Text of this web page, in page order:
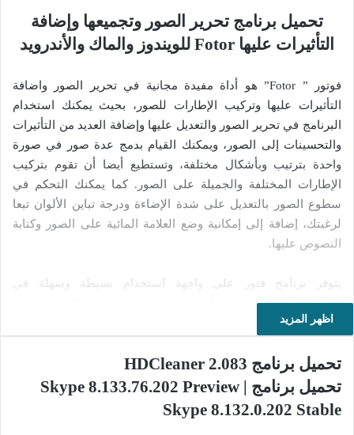
تحميل برنامج تحرير الصور وتجميعها وإضافة
التأثيرات عليها Fotor للويندوز والماك والأندرويد
فوتور ” Fotor” هو أداة مفيدة مجانية في تحرير الصور واضافة
التأثيرات عليها وتركيب الإطارات للصور، بحيث يمكنك استخدام
البرنامج في تحرير الصور والتعديل عليها وإضافة العديد من التأثيرات
والتحسينات إلى الصور، ويمكنك القيام بدمج عدة صور في صورة
واحدة بترتيب وبأشكال مختلفة، وتستطيع أيضا أن تقوم بتركيب
الإطارات المختلفة والجميلة على الصور. كما يمكنك التحكم في
سطوع الصور بالتعديل على شدة الإضاءة ودرجة تباين الألوان تبعا
لرغبتك، إضافة إلى إمكانية وضع العلامة المائية على الصور وكتابة
النصوص عليها.
يتوفر برنامج فتور على واجهة استخدام بسيطة وسهلة في
الاستخدام، توفر لك ثلاثة أدوات للتعديل على الصور الرقمية بنقرة
واحدة:
أداة تحرير الصور وتحسينها وتنسيق الألوان والتحكم في الإضاءة
ووضع العديد من التأثيرات على الصور بعدة طرق مختلفة، كما
تساعدك على إزالة العلامة الحمراء من العين، وفي نفس الوقت
يمكنك أن تقارن الصورة بين التي عدلت عليها وبين الصورة الاصلية،
اظهر المزيد
تحميل برنامج HDCleaner 2.083
تحميل برنامج Skype 8.133.76.202 Preview |
Skype 8.132.0.202 Stable